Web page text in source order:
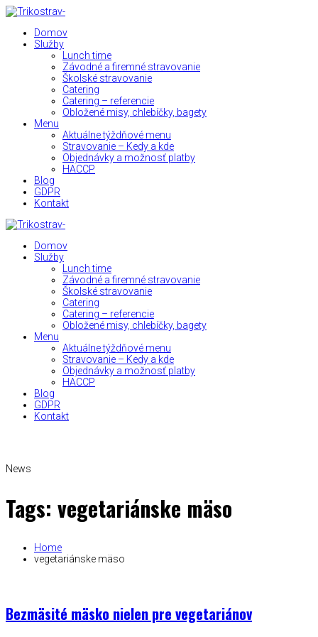
Domov
Služby
Lunch time
Závodné a firemné stravovanie
Školské stravovanie
Catering
Catering – referencie
Obložené misy, chlebíčky, bagety
Menu
Aktuálne týždňové menu
Stravovanie – Kedy a kde
Objednávky a možnosť platby
HACCP
Blog
GDPR
Kontakt
Domov
Služby
Lunch time
Závodné a firemné stravovanie
Školské stravovanie
Catering
Catering – referencie
Obložené misy, chlebíčky, bagety
Menu
Aktuálne týždňové menu
Stravovanie – Kedy a kde
Objednávky a možnosť platby
HACCP
Blog
GDPR
Kontakt
News
Tags: vegetariánske mäso
Home
vegetariánske mäso
Bezmäsité mäsko nielen pre vegetariánov